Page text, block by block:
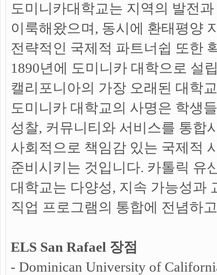
도미니카대학교는 지역의 발전
이룩해왔으며, 동시에 환태평양
전략적인 국제적 파트너쉽 또한
1890년에 도미니카 대학으로 설
캘리포니아의 가장 오래된 대학
도미니카 대학교의 사명은 학생
성찰, 커뮤니티와 서비스를 통합
사회적으로 책임감 있는 국제적
준비시키는 것입니다. 카톨릭 유
대학교는 다양성, 지속 가능성과
직업 프로그램의 통합에 전념하
ELS San Rafael 장점
- Dominican University of